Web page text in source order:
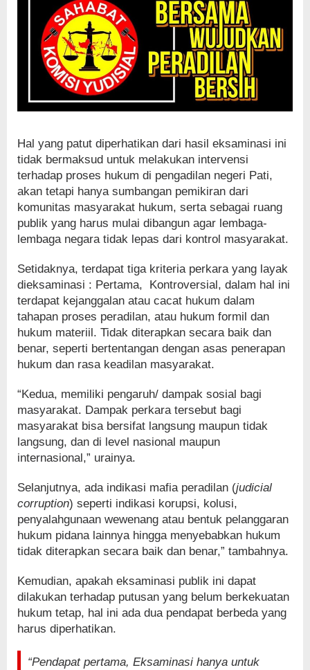
Hal yang patut diperhatikan dari hasil eksaminasi ini
tidak bermaksud untuk melakukan intervensi
terhadap proses hukum di pengadilan negeri Pati,
akan tetapi hanya sumbangan pemikiran dari
komunitas masyarakat hukum, serta sebagai ruang
publik yang harus mulai dibangun agar lembaga-
lembaga negara tidak lepas dari kontrol masyarakat.
Setidaknya, terdapat tiga kriteria perkara yang layak
dieksaminasi : Pertama, Kontroversial, dalam hal ini
terdapat kejanggalan atau cacat hukum dalam
tahapan proses peradilan, atau hukum formil dan
hukum materiil. Tidak diterapkan secara baik dan
benar, seperti bertentangan dengan asas penerapan
hukum dan rasa keadilan masyarakat.
“Kedua, memiliki pengaruh/ dampak sosial bagi
masyarakat. Dampak perkara tersebut bagi
masyarakat bisa bersifat langsung maupun tidak
langsung, dan di level nasional maupun
internasional,” urainya.
Selanjutnya, ada indikasi mafia peradilan (judicial
corruption) seperti indikasi korupsi, kolusi,
penyalahgunaan wewenang atau bentuk pelanggaran
hukum pidana lainnya hingga menyebabkan hukum
tidak diterapkan secara baik dan benar,” tambahnya.
Kemudian, apakah eksaminasi publik ini dapat
dilakukan terhadap putusan yang belum berkekuatan
hukum tetap, hal ini ada dua pendapat berbeda yang
harus diperhatikan.
“Pendapat pertama, Eksaminasi hanya untuk